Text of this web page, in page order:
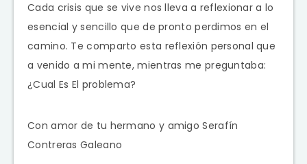
Cada crisis que se vive nos lleva a reflexionar a lo
esencial y sencillo que de pronto perdimos en el
camino. Te comparto esta reflexión personal que
a venido a mi mente, mientras me preguntaba:
¿Cual Es El problema?
Con amor de tu hermano y amigo Serafín
Contreras Galeano